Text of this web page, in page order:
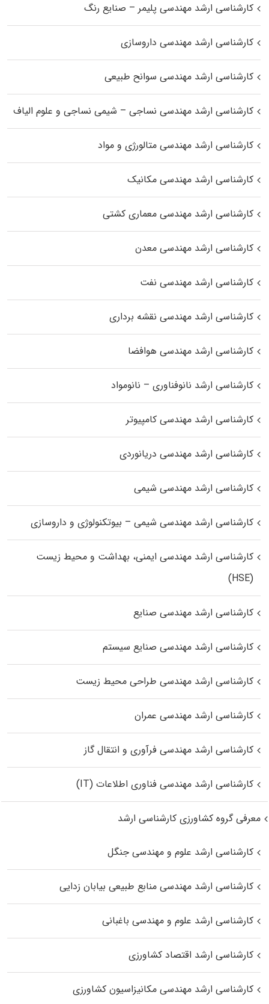
کارشناسی ارشد مهندسی پلیمر – صنایع رنگ
کارشناسی ارشد مهندسی داروسازی
کارشناسی ارشد مهندسی سوانح طبیعی
کارشناسی ارشد مهندسی نساجی – شیمی نساجی و علوم الیاف
کارشناسی ارشد مهندسی متالورژی و مواد
کارشناسی ارشد مهندسی مکانیک
کارشناسی ارشد مهندسی معماری کشتی
کارشناسی ارشد مهندسی معدن
کارشناسی ارشد مهندسی نفت
کارشناسی ارشد مهندسی نقشه برداری
کارشناسی ارشد مهندسی هوافضا
کارشناسی ارشد نانوفناوری – نانومواد
کارشناسی ارشد مهندسی کامپیوتر
کارشناسی ارشد مهندسی دریانوردی
کارشناسی ارشد مهندسی شیمی
کارشناسی ارشد مهندسی شیمی – بیوتکنولوژی و داروسازی
کارشناسی ارشد مهندسی ایمنی، بهداشت و محیط زیست
(HSE)
کارشناسی ارشد مهندسی صنایع
کارشناسی ارشد مهندسی صنایع سیستم
کارشناسی ارشد مهندسی طراحی محیط زیست
کارشناسی ارشد مهندسی عمران
کارشناسی ارشد مهندسی فرآوری و انتقال گاز
کارشناسی ارشد مهندسی فناوری اطلاعات (IT)
معرفی گروه کشاورزی کارشناسی ارشد
کارشناسی ارشد علوم و مهندسی جنگل
کارشناسی ارشد مهندسی منابع طبیعی بیابان زدایی
کارشناسی ارشد علوم و مهندسی باغبانی
کارشناسی ارشد اقتصاد کشاورزی
کارشناسی ارشد مهندسی مکانیزاسیون کشاورزی